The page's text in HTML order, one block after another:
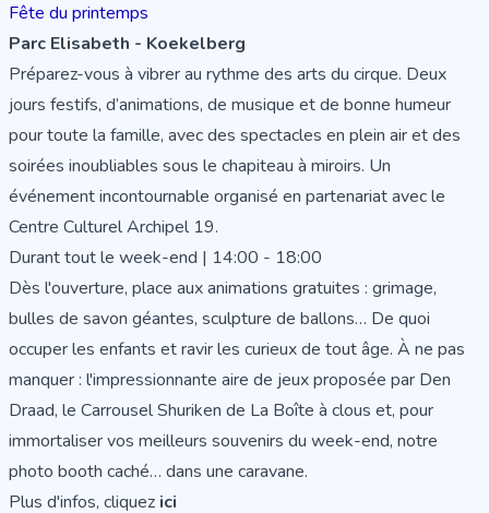
Fête du printemps
Parc Elisabeth - Koekelberg
Préparez-vous à vibrer au rythme des arts du cirque. Deux
jours festifs, d’animations, de musique et de bonne humeur
pour toute la famille, avec des spectacles en plein air et des
soirées inoubliables sous le chapiteau à miroirs. Un
événement incontournable organisé en partenariat avec le
Centre Culturel Archipel 19.
Durant tout le week-end | 14:00 - 18:00
Dès l'ouverture, place aux animations gratuites : grimage,
bulles de savon géantes, sculpture de ballons… De quoi
occuper les enfants et ravir les curieux de tout âge. À ne pas
manquer : l'impressionnante aire de jeux proposée par Den
Draad, le Carrousel Shuriken de La Boîte à clous et, pour
immortaliser vos meilleurs souvenirs du week-end, notre
photo booth caché… dans une caravane.
Plus d'infos, cliquez ici